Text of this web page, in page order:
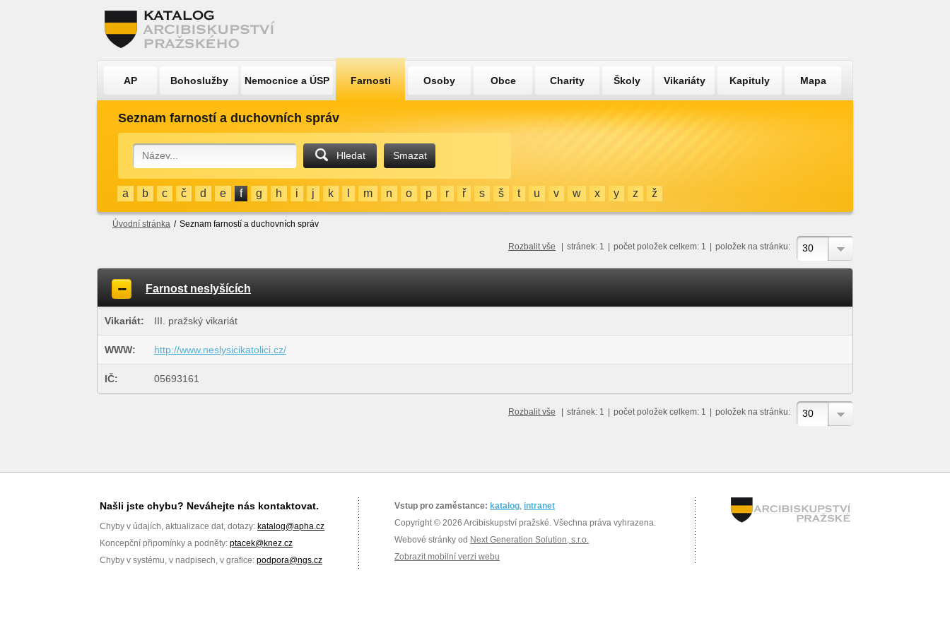
AP Bohoslužby Nemocnice a ÚSP Farnosti Osoby Obce Charity Školy Vikariáty Kapituly Mapa
Seznam farností a duchovních správ
Hledat Smazat
a b c č d e f g h i j k m n o p r ř s š t u v w x y z ž
Úvodní stránka / Seznam farností a duchovních správ
Rozbalit vše stránek: 1 počet položek celkem: 1 položek na stránku: 30
Farnost neslyšících
Vikariát: III. pražský vikariát
WWW: http://www.neslysicikatolici.cz/
IČ: 05693161
Rozbalit vše stránek: 1 počet položek celkem: 1 položek na stránku: 30
Našli jste chybu? Neváhejte nás kontaktovat.
Chyby v údajích, aktualizace dat, dotazy: katalog@apha.cz
Koncepční připomínky a podněty: ptacek@knez.cz
Chyby v systému, v nadpisech, v grafice: podpora@ngs.cz
Vstup pro zaměstance: katalog, intranet
Copyright © 2026 Arcibiskupství pražské. Všechna práva vyhrazena.
Webové stránky od Next Generation Solution, s.r.o.
Zobrazit mobilní verzi webu